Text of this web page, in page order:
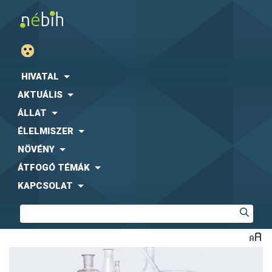
HIVATAL
AKTUÁLIS
ÁLLAT
ÉLELMISZER
NÖVÉNY
ÁTFOGÓ TÉMÁK
KAPCSOLAT